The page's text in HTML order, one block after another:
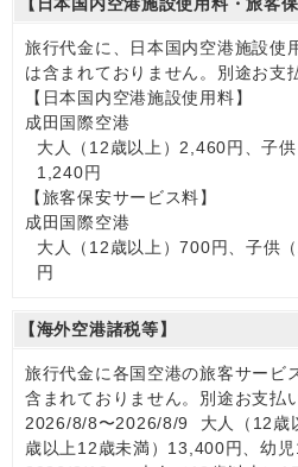
旅行代金に、日本国内空港施設使
は含まれておりません。別途お支
【日本国内空港施設使用料】
成田国際空港
大人（12歳以上）2,460円、子供
1,240円
【旅客保安サービス料】
成田国際空港
大人（12歳以上）700円、子供
円
【海外空港諸税等】
旅行代金に各国空港の旅客サービ
含まれておりません。別途お支払
2026/8/8〜2026/8/9 大人（12歳
歳以上12歳未満）13,400円、幼